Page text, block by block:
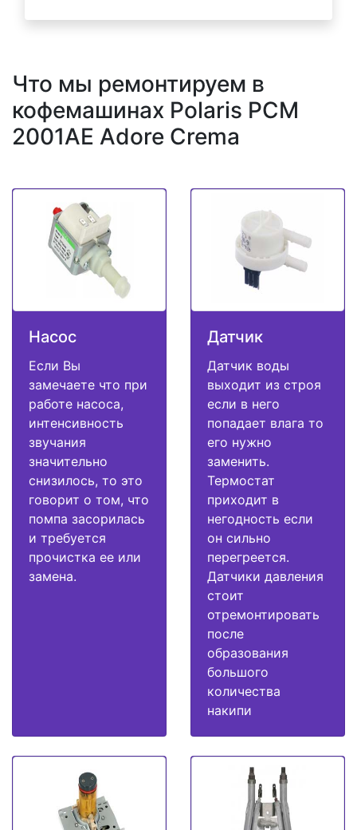
Что мы ремонтируем в
кофемашинах Polaris PCM
2001AE Adore Crema
Насос
Если Вы
замечаете что при
работе насоса,
интенсивность
звучания
значительно
снизилось, то это
говорит о том, что
помпа засорилась
и требуется
прочистка ее или
замена.
Датчик
Датчик воды
выходит из строя
если в него
попадает влага то
его нужно
заменить.
Термостат
приходит в
негодность если
он сильно
перегреется.
Датчики давления
стоит
отремонтировать
после
образования
большого
количества
накипи